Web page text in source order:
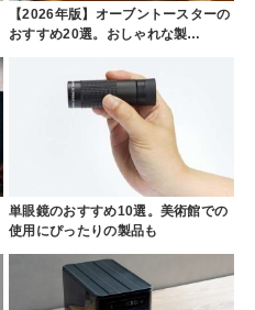
【2026年版】オーブントースターの
おすすめ20選。おしゃれな製…
単眼鏡のおすすめ10選。美術館での
使用にぴったりの製品も